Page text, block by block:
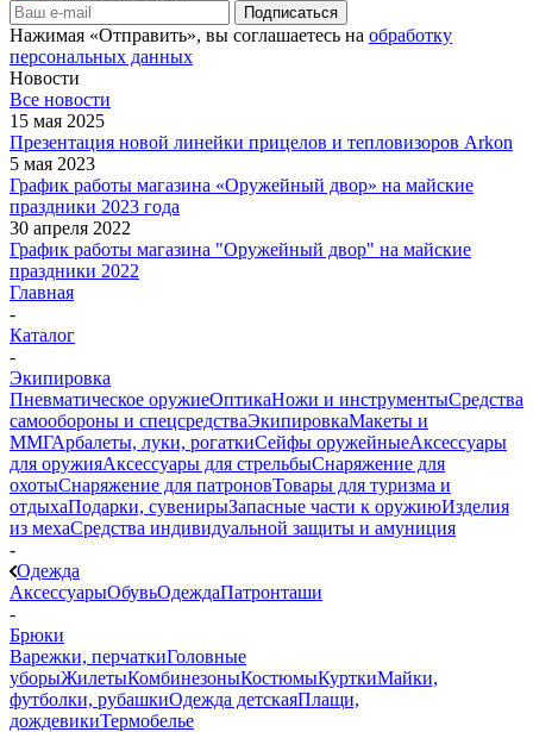
Нажимая «Отправить», вы соглашаетесь на обработку
персональных данных
Новости
Все новости
15 мая 2025
Презентация новой линейки прицелов и тепловизоров Arkon
5 мая 2023
График работы магазина «Оружейный двор» на майские
праздники 2023 года
30 апреля 2022
График работы магазина "Оружейный двор" на майские
праздники 2022
Главная
-
Каталог
-
Экипировка
Пневматическое оружиеОптикаНожи и инструментыСредства
самообороны и спецсредстваЭкипировкаМакеты и
ММГАрбалеты, луки, рогаткиСейфы оружейныеАксессуары
для оружияАксессуары для стрельбыСнаряжение для
охотыСнаряжение для патроновТовары для туризма и
отдыхаПодарки, сувенирыЗапасные части к оружиюИзделия
из мехаСредства индивидуальной защиты и амуниция
-
Одежда
АксессуарыОбувьОдеждаПатронташи
-
Брюки
Варежки, перчаткиГоловные
уборыЖилетыКомбинезоныКостюмыКурткиМайки,
футболки, рубашкиОдежда детскаяПлащи,
дождевикиТермобелье